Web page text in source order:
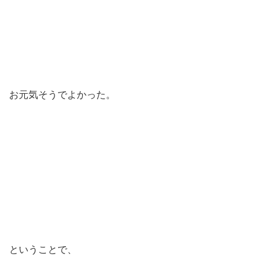
お元気そうでよかった。
ということで、